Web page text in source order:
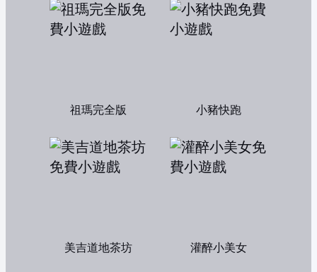
祖瑪完全版 小豬快跑
美吉道地茶坊 灌醉小美女